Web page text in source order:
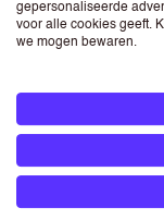
want de
huisgenoten zuur.
deze zeikstraal af
De confrontatie
oefening in
je om kritiek te
gepersonaliseerde
voor alle cookies geeft.
we mogen bewaren.